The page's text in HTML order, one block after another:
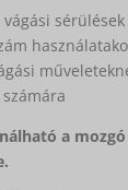
vágási
a